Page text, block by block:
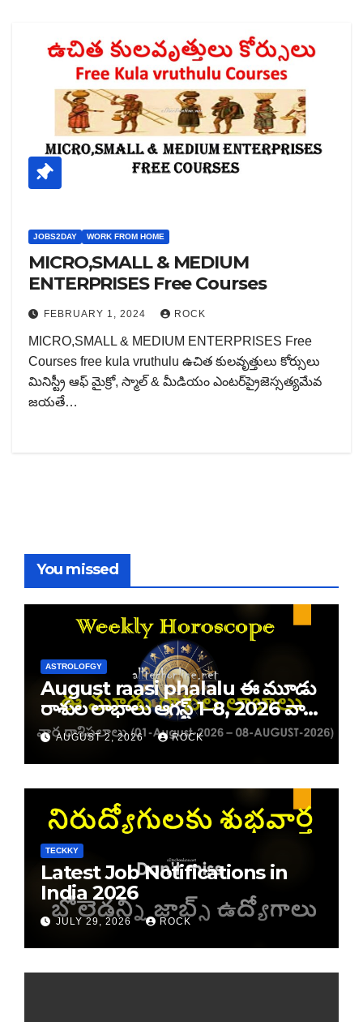
JOBS2DAY WORK FROM HOME
MICRO,SMALL & MEDIUM
ENTERPRISES Free Courses
FEBRUARY 1, 2024 ROCK
MICRO,SMALL & MEDIUM ENTERPRISES Free
Courses free kula vruthulu ఉచిత కులవృత్తులు కోర్సులు
మినిస్ట్రీ ఆఫ్ మైక్రో, స్మాల్ & మీడియం ఎంటర్‌ప్రైజెస్సత్యమేవ
జయతే…
You missed
ASTROLOFGY
August raasi phalalu ఈ మూడు
రాశుల లాభాలు ఆగస్ట్ 1–8, 2026 వార
రాశి ఫలాలు
AUGUST 2, 2026 ROCK
TECKKY
Latest Job Notifications in
India 2026
JULY 29, 2026 ROCK